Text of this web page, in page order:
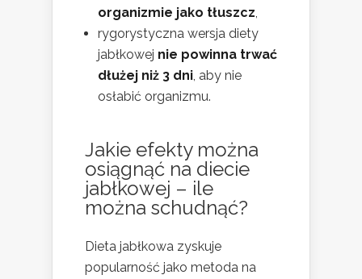
organizmie jako tłuszcz,
rygorystyczna wersja diety
jabłkowej nie powinna trwać
dłużej niż 3 dni, aby nie
osłabić organizmu.
Jakie efekty można
osiągnąć na diecie
jabłkowej – ile
można schudnąć?
Dieta jabłkowa zyskuje
popularność jako metoda na